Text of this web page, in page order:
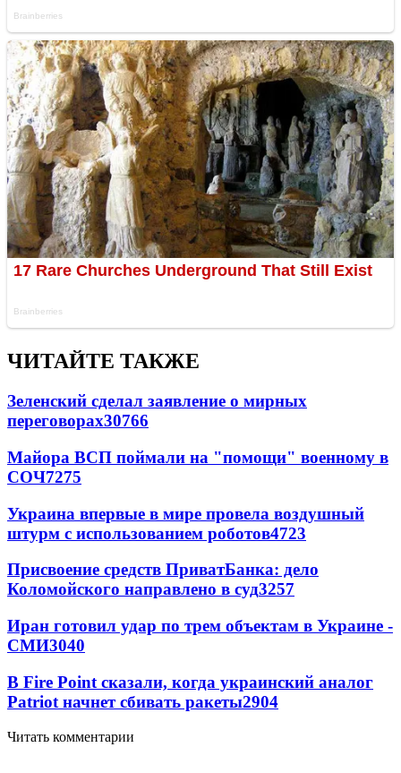
ЧИТАЙТЕ ТАКЖЕ
Зеленский сделал заявление о мирных
переговорах30766
Майора ВСП поймали на "помощи" военному в
СОЧ7275
Украина впервые в мире провела воздушный
штурм с использованием роботов4723
Присвоение средств ПриватБанка: дело
Коломойского направлено в суд3257
Иран готовил удар по трем объектам в Украине -
СМИ3040
В Fire Point сказали, когда украинский аналог
Patriot начнет сбивать ракеты2904
Читать комментарии